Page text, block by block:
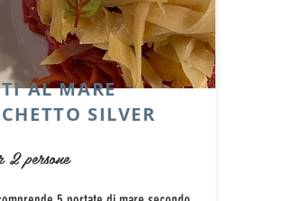
AL MARE
SILVER
2 persone